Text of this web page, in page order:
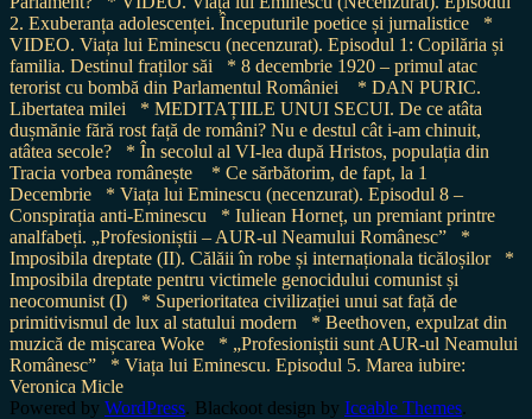
2. Exuberanța adolescenței. Începuturile poetice și jurnalistice
*
VIDEO. Viața lui Eminescu (necenzurat). Episodul 1: Copilăria și
familia. Destinul fraților săi
* 8 decembrie 1920 – primul atac
terorist cu bombă din Parlamentul României
* DAN PURIC.
Libertatea milei
* MEDITAȚIILE UNUI SECUI. De ce atâta
dușmănie fără rost față de români? Nu e destul cât i-am chinuit,
atâtea secole?
* În secolul al VI-lea după Hristos, populația din
Tracia vorbea românește
* Ce sărbătorim, de fapt, la 1
Decembrie
* Viața lui Eminescu (necenzurat). Episodul 8 –
Conspirația anti-Eminescu
* Iuliean Horneț, un premiant printre
analfabeți. „Profesioniștii – AUR-ul Neamului Românesc”
*
Imposibila dreptate (II). Călăii în robe și internaționala ticăloșilor
*
Imposibila dreptate pentru victimele genocidului comunist și
neocomunist (I)
* Superioritatea civilizației unui sat față de
primitivismul de lux al statului modern
* Beethoven, expulzat din
muzică de mișcarea Woke
* „Profesioniștii sunt AUR-ul Neamului
Românesc”
* Viața lui Eminescu. Episodul 5. Marea iubire:
Veronica Micle
Powered by WordPress. Blackoot design by Iceable Themes.